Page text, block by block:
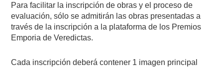
Para facilitar la inscripción de obras y el proceso de
evaluación, sólo se admitirán las obras presentadas a
través de la inscripción a la plataforma de los Premios
Emporia de Veredictas.
Cada inscripción deberá contener 1 imagen principal